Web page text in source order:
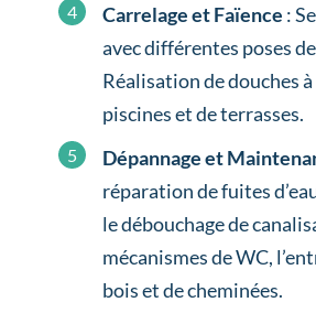
Carrelage et Faïence :
avec différentes poses
Réalisation de douches
piscines et de terrasses.
Dépannage et
réparation de fuites
le débouchage de
mécanismes de WC,
bois et de cheminées.